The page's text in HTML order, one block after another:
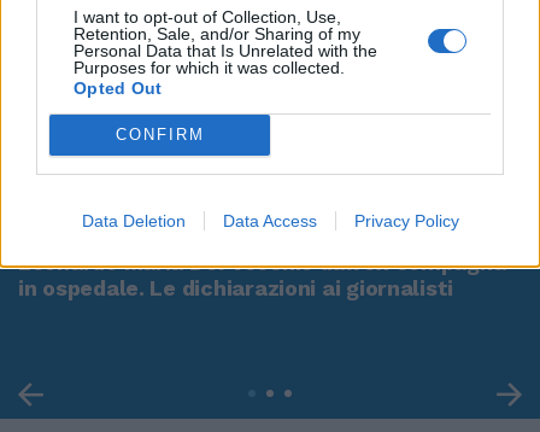
I want to opt-out of Collection, Use,
Retention, Sale, and/or Sharing of my
Personal Data that Is Unrelated with the
Purposes for which it was collected.
Opted Out
CONFIRM
Data Deletion Data Access Privacy Policy
Leonardo Maria Del Vecchio dall'ex compagna
in ospedale. Le dichiarazioni ai giornalisti